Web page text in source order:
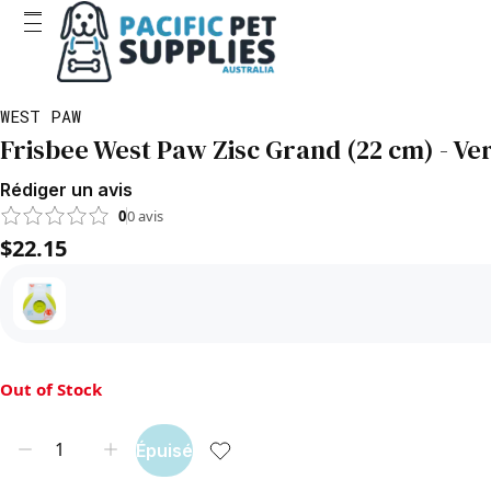
WEST PAW
Frisbee West Paw Zisc Grand (22 cm) -
Rédiger un avis
00avis
$22.15
Out of Stock
Épuisé